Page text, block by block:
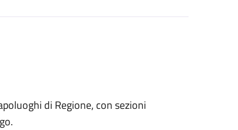
di Regione, con sezioni